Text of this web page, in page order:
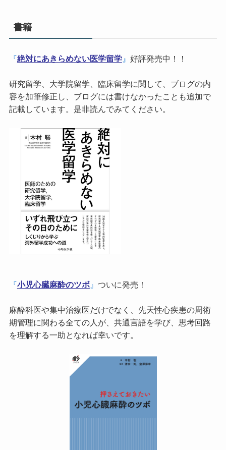
書籍
『絶対にあきらめない医学留学』 好評発売中！！
研究留学、大学院留学、臨床留学に関して、ブログの内
容を加筆修正し、ブログには書けなかったことも追加で
記載しています。是非読んでみてください。
『小児心臓麻酔のツボ』 ついに発売！
麻酔科医や集中治療医だけでなく、先天性心疾患の周術
期管理に関わる全ての人が、共通言語を学び、思考回路
を理解する一助となれば幸いです。